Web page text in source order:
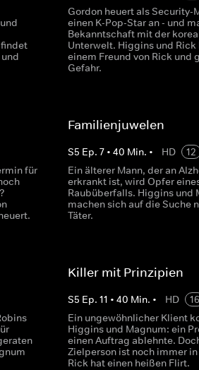
Gordon heuert als Security-
einen K-Pop-Star an - und
Bekanntschaft mit der
Unterwelt. Higgins und Rick
einem Freund von Rick und
Gefahr.
für
Familienjuwelen
S5 Ep. 7• 40 Min. • HD
12
Ein älterer Mann, der an
erkrankt ist, wird Opfer
Raubüberfalls. Higgins und
machen sich auf die Suche
Täter.
Killer mit Prinzipien
S5 Ep. 11 • 40 Min. • HD
16
Ein ungewöhnlicher Klient
Higgins und Magnum: ein
einen Auftrag ablehnte.
Zielperson ist noch immer in
Rick hat einen heißen Flirt.